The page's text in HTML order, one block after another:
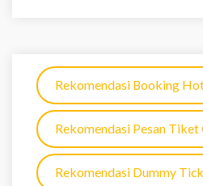
Rekomendasi Booking
Rekomendasi Pesan Tiket
Rekomendasi Dummy